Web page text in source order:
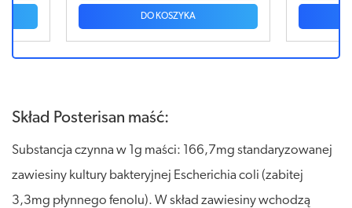
DO KOSZYKA
Skład Posterisan maść:
Substancja czynna w 1g maści: 166,7mg standaryzowanej
zawiesiny kultury bakteryjnej Escherichia coli (zabitej
3,3mg płynnego fenolu). W skład zawiesiny wchodzą